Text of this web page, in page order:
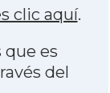
clic aquí.
es
del